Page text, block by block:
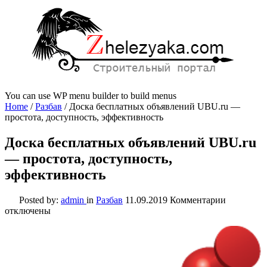
You can use WP menu builder to build menus
Home /Разбав / Доска бесплатных объявлений UBU.ru —
простота, доступность, эффективность
Доска бесплатных объявлений UBU.ru
— простота, доступность,
эффективность
Posted by: admin in Разбав 11.09.2019 Комментарии
—
отключены